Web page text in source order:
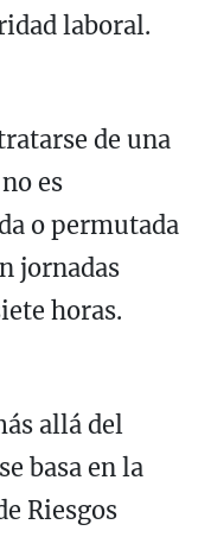
laboral.
de una
es
o permutada
jornadas
horas.
allá del
basa en la
Riesgos